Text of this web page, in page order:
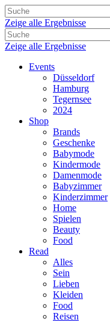
Zeige alle Ergebnisse
Zeige alle Ergebnisse
Events
Düsseldorf
Hamburg
Tegernsee
2024
Shop
Brands
Geschenke
Babymode
Kindermode
Damenmode
Babyzimmer
Kinderzimmer
Home
Spielen
Beauty
Food
Read
Alles
Sein
Lieben
Kleiden
Food
Reisen